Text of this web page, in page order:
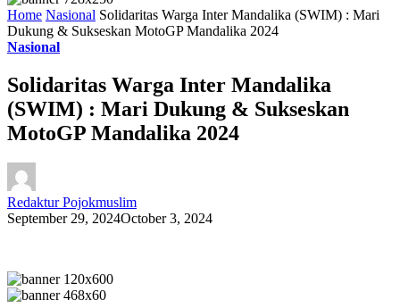
Home Nasional Solidaritas Warga Inter Mandalika (SWIM) : Mari
Dukung & Sukseskan MotoGP Mandalika 2024
Nasional
Solidaritas Warga Inter Mandalika
(SWIM) : Mari Dukung & Sukseskan
MotoGP Mandalika 2024
Redaktur Pojokmuslim
September 29, 2024October 3, 2024